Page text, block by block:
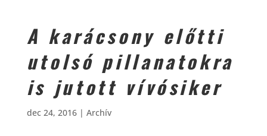
A karácsony előtti
utolsó pillanatokra
is jutott vívósiker
dec 24, 2016| Archív